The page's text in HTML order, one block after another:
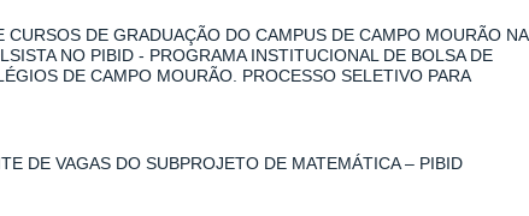
DE GRADUAÇÃO DO CAMPUS DE CAMPO MOURÃO NA
NO PIBID - PROGRAMA INSTITUCIONAL DE BOLSA DE
DE CAMPO MOURÃO. PROCESSO SELETIVO PARA
DE VAGAS DO SUBPROJETO DE MATEMÁTICA – PIBID